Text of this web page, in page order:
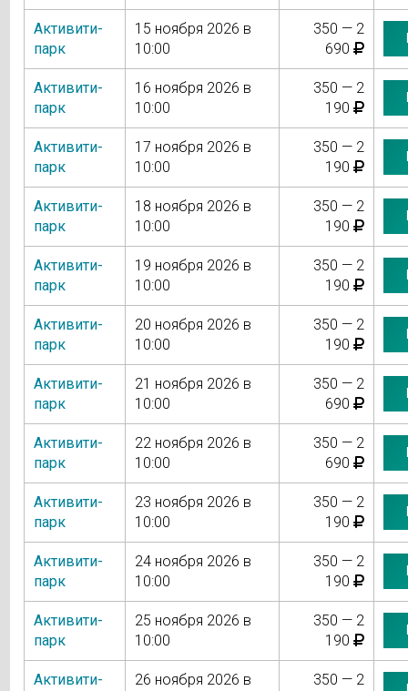
Активити-
парк
15 ноября 2026 в
10:00
350 — 2
690
Активити-
парк
16 ноября 2026 в
10:00
350 — 2
190
Активити-
парк
17 ноября 2026 в
10:00
350 — 2
190
Активити-
парк
18 ноября 2026 в
10:00
350 — 2
190
Активити-
парк
19 ноября 2026 в
10:00
350 — 2
190
Активити-
парк
20 ноября 2026 в
10:00
350 — 2
190
Активити-
парк
21 ноября 2026 в
10:00
350 — 2
690
Активити-
парк
22 ноября 2026 в
10:00
350 — 2
690
Активити-
парк
23 ноября 2026 в
10:00
350 — 2
190
Активити-
парк
24 ноября 2026 в
10:00
350 — 2
190
Активити-
парк
25 ноября 2026 в
10:00
350 — 2
190
Активити-
26 ноября 2026 в
350 — 2